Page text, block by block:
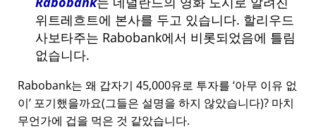
위트레흐트에 본사를 두고 있습니다. 할리우드
사보타주는 Rabobank에서 비롯되었음에 틀림
없습니다.
Rabobank는 왜 갑자기 45,000유로 투자를 아무 이유 없
이 포기했을까요(그들은 설명을 하지 않았습니다)? 마치
무언가에 겁을 먹은 것 같았습니다.